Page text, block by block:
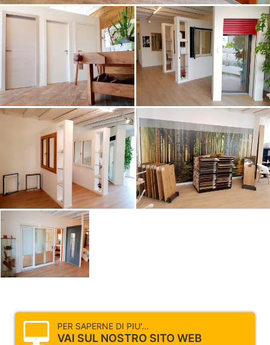
PER SAPERNE DI PIU'...
VAI SUL NOSTRO SITO WEB